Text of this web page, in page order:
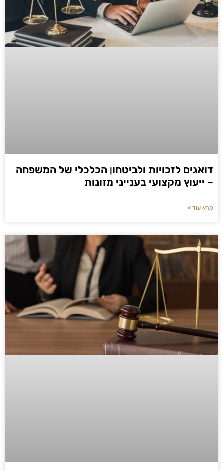
דואגים לזכויות ולביטחון הכלכלי של המשפחה
– ייעוץ מקצועי בענייני מזונות
קרא עוד »